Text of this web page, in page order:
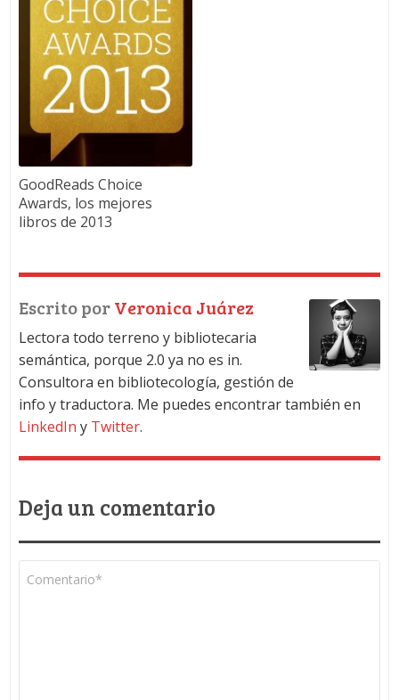
GoodReads Choice
Awards, los mejores
libros de 2013
Escrito porVeronica Juárez
Lectora todo terreno y bibliotecaria
semántica, porque 2.0 ya no es in.
Consultora en bibliotecología, gestión de
info y traductora. Me puedes encontrar también en
LinkedIn y Twitter.
Deja un comentario